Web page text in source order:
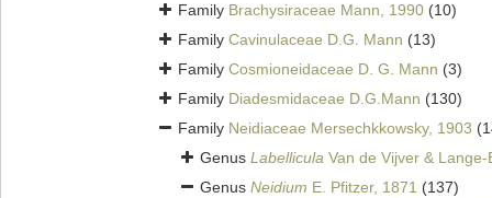
Family Brachysiraceae Mann, 1990 (10)
Family Cavinulaceae D.G. Mann (13)
Family Cosmioneidaceae D. G. Mann (3)
Family Diadesmidaceae D.G.Mann (130)
Family Neidiaceae Mersechkkowsky, 1903
Genus Labellicula Van de Vijver &
Genus Neidium E. Pfitzer, 1871 (137)